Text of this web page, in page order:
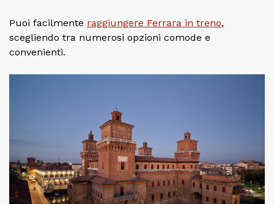
Puoi facilmente raggiungere Ferrara in treno,
scegliendo tra numerosi opzioni comode e
convenienti.